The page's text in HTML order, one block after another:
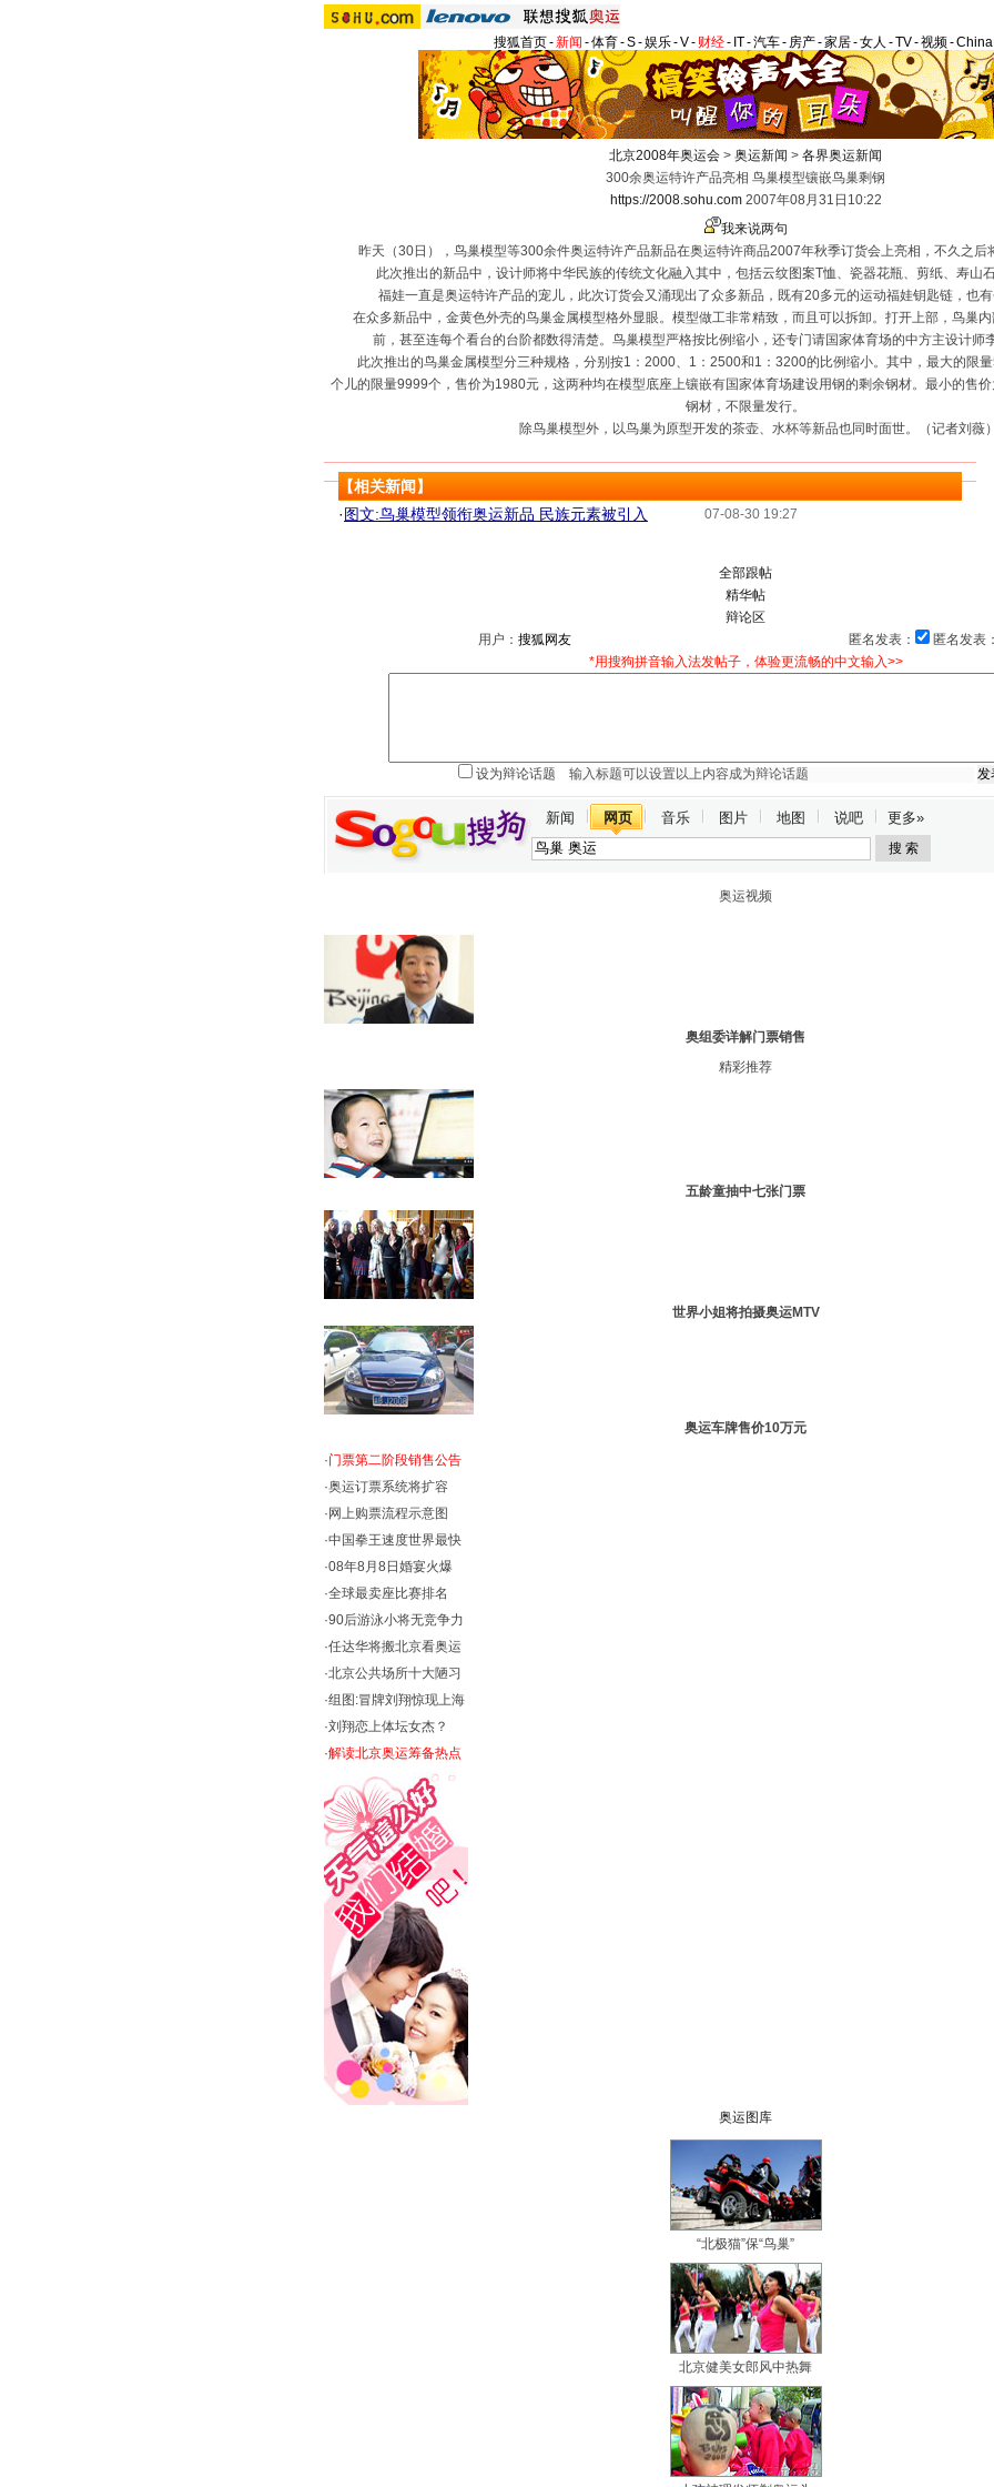
搜狐首页-新闻 -体育-S-娱乐-V- 财经- IT-汽车- 房产-家居-女人 -TV-视频-
北京2008年奥运会 > 奥运新闻 > 各界奥运新闻
300余奥运特许产品亮相 鸟巢模型镶嵌鸟巢剩钢
https://2008.sohu.com2007年08月31日10:22
我来说两句
昨天（30日），鸟巢模型等300余件奥运特许产品新品在奥运特许商品2007年秋季订货会上亮相，不久之后
此次推出的新品中，设计师将中华民族的传统文化融入其中，包括云纹图案T恤、瓷器花瓶、剪纸、寿山
福娃一直是奥运特许产品的宠儿，此次订货会又涌现出了众多新品，既有20多元的运动福娃钥匙链，也
在众多新品中，金黄色外壳的鸟巢金属模型格外显眼。模型做工非常精致，而且可以拆卸。打开上部，鸟巢
前，甚至连每个看台的台阶都数得清楚。鸟巢模型严格按比例缩小，还专门请国家体育场的中方主设计师
此次推出的鸟巢金属模型分三种规格，分别按1：2000、1：2500和1：3200的比例缩小。其中，最大的限
个儿的限量9999个，售价为1980元，这两种均在模型底座上镶嵌有国家体育场建设用钢的剩余钢材。最小的售
钢材，不限量发行。
除鸟巢模型外，以鸟巢为原型开发的茶壶、水杯等新品也同时面世。（记者刘薇
【相关新闻】
07-08-30 19:27
·图文:鸟巢模型领衔奥运新品 民族元素被引入
全部跟帖
精华帖
辩论区
用户：
匿名发表：
匿名发表
*用搜狗拼音输入法发帖子，体验更流畅的中文输入>>
设为辩论话题
新闻 网页 音乐 图片 地图 说吧 更多»
奥运视频
奥组委详解门票销售
精彩推荐
五龄童抽中七张门票
世界小姐将拍摄奥运MTV
奥运车牌售价10万元
·门票第二阶段销售公告
·奥运订票系统将扩容
· 网上购票流程示意图
·中国拳王速度世界最快
·08年8月8日婚宴火爆
·全球最卖座比赛排名
·90后游泳小将无竞争力
·任达华将搬北京看奥运
·北京公共场所十大陋习
·组图:冒牌刘翔惊现上海
·刘翔恋上体坛女杰？
·解读北京奥运筹备热点
奥运图库
“北极猫”保“鸟巢”
北京健美女郎风中热舞